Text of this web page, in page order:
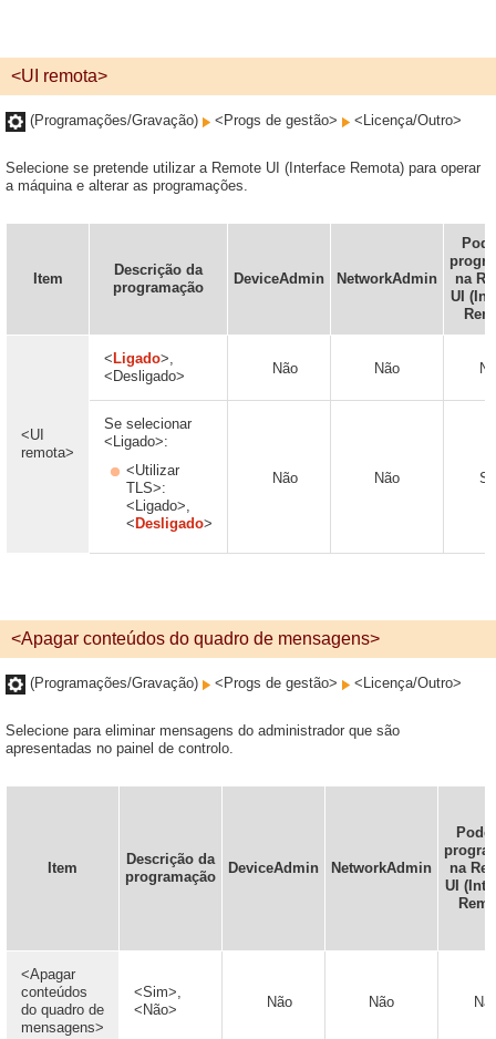
<UI remota>
(Programações/Gravação) <Progs de gestão> <Licença/Outro>
Selecione se pretende utilizar a Remote UI (Interface Remota) para operar
a máquina e alterar as programações.
Item
Descrição da
programação
DeviceAdmin NetworkAdmin
na
UI
<UI
remota>
< Ligado>,
<Desligado>
Não Não
Se selecionar
<Ligado>:
<Utilizar
TLS>:
<Ligado>,
< Desligado>
Não Não
<Apagar conteúdos do quadro de mensagens>
(Programações/Gravação) <Progs de gestão> <Licença/Outro>
Selecione para eliminar mensagens do administrador que são
apresentadas no painel de controlo.
Item
Descrição da
programação
DeviceAdmin NetworkAdmin
Pode
na
UI
<Apagar
conteúdos
do quadro de
mensagens>
<Sim>,
<Não>
Não Não